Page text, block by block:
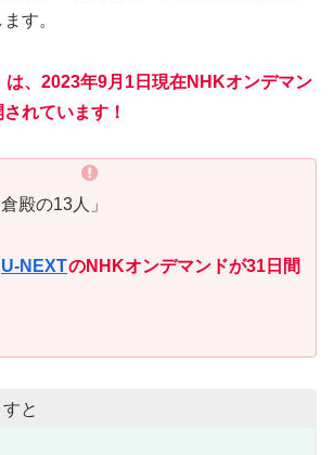
す。
は、2023年9月1日現在NHKオンデマン
れています！
殿の13人」
U-NEXTのNHKオンデマンドが31日間
と